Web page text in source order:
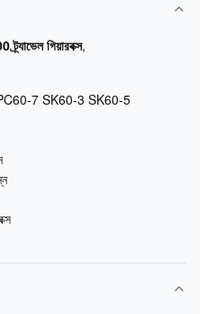
গিয়ারবক্স,
7 SK60-3 SK60-5